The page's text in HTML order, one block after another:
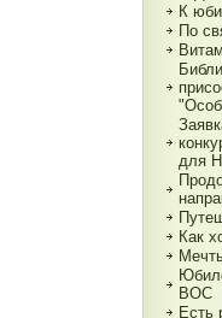
К
По
для
Как
ВОС
Есть